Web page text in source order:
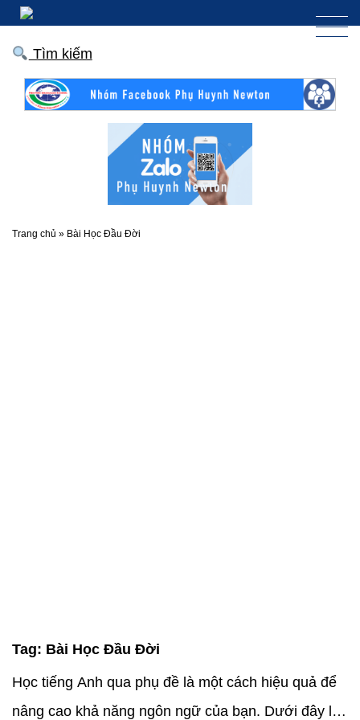
Tìm kiếm
Trang chủ » Bài Học Đầu Đời
Tag: Bài Học Đầu Đời
Học tiếng Anh qua phụ đề là một cách hiệu quả để
nâng cao khả năng ngôn ngữ của bạn. Dưới đây là